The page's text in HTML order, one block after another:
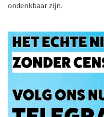
ondenkbaar zijn.